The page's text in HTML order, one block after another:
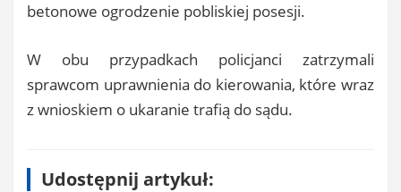
betonowe ogrodzenie pobliskiej posesji.
W obu przypadkach policjanci zatrzymali
sprawcom uprawnienia do kierowania, które wraz
z wnioskiem o ukaranie trafią do sądu.
Udostępnij artykuł: